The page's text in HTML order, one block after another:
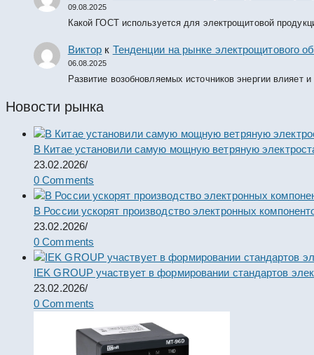
09.08.2025
Какой ГОСТ используется для электрощитовой
Виктор к Тенденции на рынке электрощитового
06.08.2025
Развитие возобновляемых источников энергии влияет
Новости рынка
В Китае установили самую мощную ветряную
23.02.2026/
0 Comments
В России ускорят производство электронных
23.02.2026/
0 Comments
IEK GROUP участвует в формировании стандартов
23.02.2026/
0 Comments